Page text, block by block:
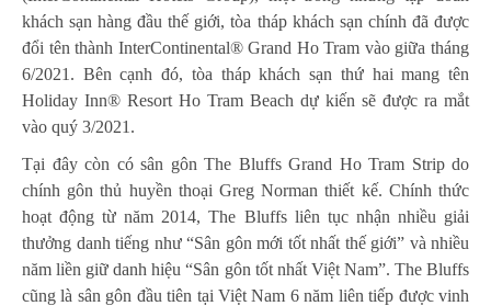
khách sạn hàng đầu thế giới, tòa tháp khách sạn chính đã được
đổi tên thành InterContinental® Grand Ho Tram vào giữa tháng
6/2021. Bên cạnh đó, tòa tháp khách sạn thứ hai mang tên
Holiday Inn® Resort Ho Tram Beach dự kiến sẽ được ra mắt
vào quý 3/2021.
Tại đây còn có sân gôn The Bluffs Grand Ho Tram Strip do
chính gôn thủ huyền thoại Greg Norman thiết kế. Chính thức
hoạt động từ năm 2014, The Bluffs liên tục nhận nhiều giải
thưởng danh tiếng như “Sân gôn mới tốt nhất thế giới” và nhiều
năm liền giữ danh hiệu “Sân gôn tốt nhất Việt Nam”. The Bluffs
cũng là sân gôn đầu tiên tại Việt Nam 6 năm liên tiếp được vinh